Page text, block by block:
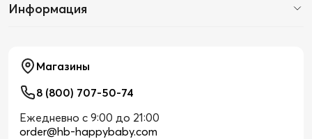
Информация
Магазины
8 (800) 707-50-74
Ежедневно с 9:00 до 21:00
order@hb-happybaby.com